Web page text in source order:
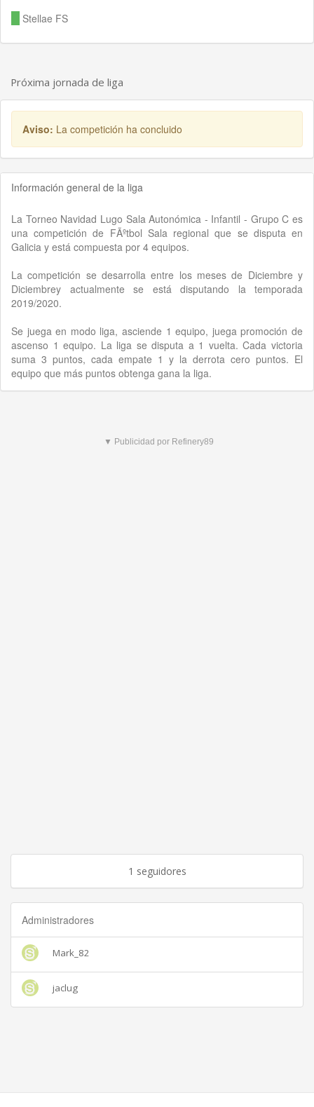
Stellae FS
Próxima jornada de liga
Aviso: La competición ha concluido
Información general de la liga
La Torneo Navidad Lugo Sala Autonómica - Infantil - Grupo C es
una competición de FÃºtbol Sala regional que se disputa en
Galicia y está compuesta por 4 equipos.
La competición se desarrolla entre los meses de Diciembre y
Diciembrey actualmente se está disputando la temporada
2019/2020.
Se juega en modo liga, asciende 1 equipo, juega promoción de
ascenso 1 equipo. La liga se disputa a 1 vuelta. Cada victoria
suma 3 puntos, cada empate 1 y la derrota cero puntos. El
equipo que más puntos obtenga gana la liga.
▼ Publicidad por Refinery89
1 seguidores
Administradores
Mark_82
jaclug